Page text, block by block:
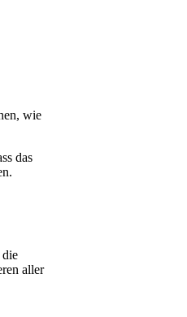
wie
das
die
aller